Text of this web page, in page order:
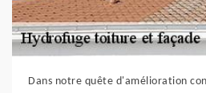
Dans notre quête d'amélioration